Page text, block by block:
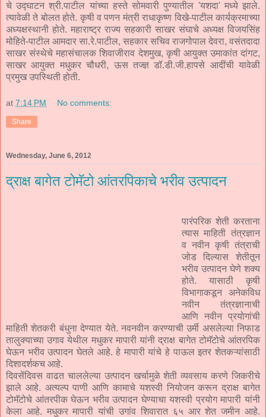
चे उद्घाटन श्री.पाटील यांच्या हस्ते सोमवारी पुण्यातील 'यशदा' मध्ये झाले.
त्यावेळी ते बोलत होते. कृषी व पणन मंत्री राधाकृष्ण विखे-पाटील कार्यक्रमाच्या
अध्यक्षस्थानी होते. महाराष्ट्र राज्य सहकारी साखर संघाचे अध्यक्ष विजयसिंह
मोहिते-पाटील आमदार सा.रे.पाटील, सहकार सचिव राजगोपाल देवरा, वसंतदादा
साखर संस्थेचे महासंचालक शिवाजीराव देशमुख, कृषी आयुक्त उमाकांत दांगट,
साखर आयुक्त मधुकर चौधरी, ऊस तज्ज्ञ डॉ.डी.जी.हापसे आदींची यावेळी
प्रमुख उपस्थिती होती.
at 7:14 PM No comments:
Share
Wednesday, June 6, 2012
द्राक्ष बागेत टोमॅटो आंतरपिकाचे भरीव उत्पादन
पारंपरिक शेती करताना
त्यास माहिती तंत्रज्ञान
व नवीन कृषी तंत्राची
जोड दिल्यास शेतीतून
भरीव उत्पादन घेणे शक्य
होते. यासाठी कृषी
विभागाकडून अनेकविध
नवीन तंत्रज्ञानाची
आणि नवीन प्रयोगांची
माहिती शेतकरी बंधुना देण्यात येते. नवनवीन करण्याची उर्मी असलेल्या निफाड
तालुक्याच्या उगाव येथील मधुकर मापारी यांनी द्राक्ष बागेत टोमॅटोचे आंतरपिक
घेऊन भरीव उत्पादन घेतले आहे. हे मापारी यांचे हे पाऊल इतर शेतकऱ्यांसाठी
दिशादर्शकच आहे.
दिवसेंदिवस वाढत चाललेल्या उत्पादन खर्चामुळे शेती व्यवसाय करणे जिकरीचे
झाले आहे. अत्यल्प पाणी आणि कामाचे यशस्वी नियोजन करून द्राक्ष बागेत
टोमॅटोचे आंतरपीक घेऊन भरीव उत्पादन घेण्याचा यशस्वी प्रयोग मापारी यांनी
केला आहे. मधुकर मापारी यांची उगांव शिवारात ६५ आर शेत जमीन आहे.